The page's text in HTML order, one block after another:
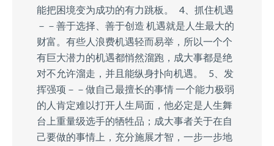
能把困境变为成功的有力跳板。 4、抓住机遇
－－善于选择、善于创造 机遇就是人生最大的
财富。有些人浪费机遇轻而易举，所以一个个
有巨大潜力的机遇都悄然溜跑，成大事都是绝
对不允许溜走，并且能纵身扑向机遇。 5、发
挥强项－－做自己最擅长的事情 一个能力极弱
的人肯定难以打开人生局面，他必定是人生舞
台上重量级选手的牺牲品；成大事者关于在自
己要做的事情上，充分施展才智，一步一步地